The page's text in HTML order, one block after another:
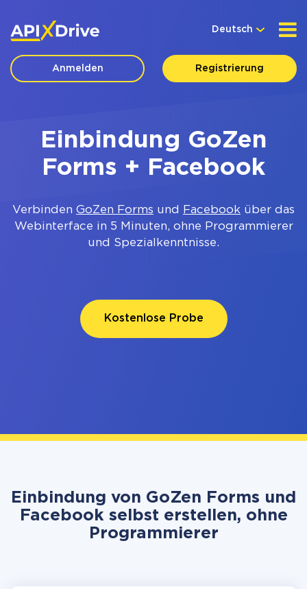
Deutsch
Anmelden Registrierung
Einbindung GoZen
Forms + Facebook
Verbinden GoZen Forms und Facebook über das
Webinterface in 5 Minuten, ohne Programmierer
und Spezialkenntnisse.
Kostenlose Probe
Einbindung von GoZen Forms und
Facebook selbst erstellen, ohne
Programmierer